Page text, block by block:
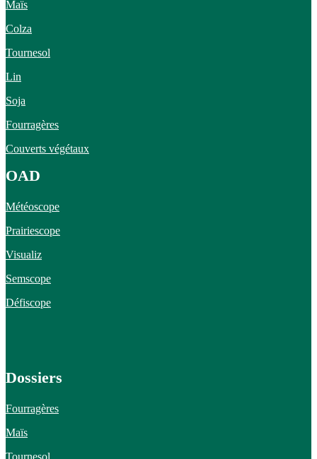
Maïs
Colza
Tournesol
Lin
Soja
Fourragères
Couverts végétaux
OAD
Météoscope
Prairiescope
Visualiz
Semscope
Défiscope
Dossiers
Fourragères
Maïs
Tournesol